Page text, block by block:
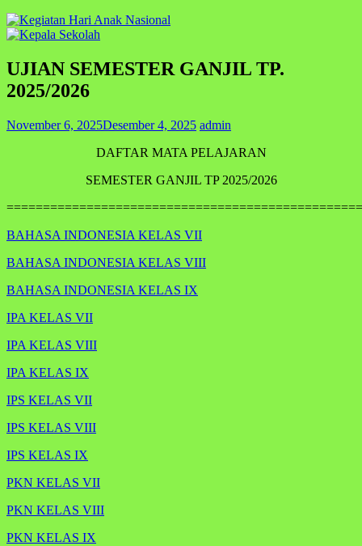
UJIAN SEMESTER GANJIL TP.
2025/2026
November 6, 2025Desember 4, 2025 admin
DAFTAR MATA PELAJARAN
SEMESTER GANJIL TP 2025/2026
BAHASA INDONESIA KELAS VII
BAHASA INDONESIA KELAS VIII
BAHASA INDONESIA KELAS IX
IPA KELAS VII
IPA KELAS VIII
IPA KELAS IX
IPS KELAS VII
IPS KELAS VIII
IPS KELAS IX
PKN KELAS VII
PKN KELAS VIII
PKN KELAS IX